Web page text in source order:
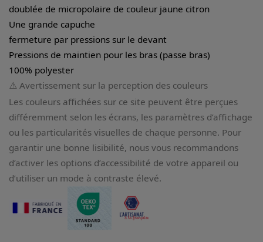
doublée de micropolaire de couleur jaune citron
Une grande capuche
fermeture par pressions sur le devant
Pressions de maintien pour les bras (passe bras)
100% polyester
⚠️ Avertissement sur la perception des couleurs
Les couleurs affichées sur ce site peuvent être perçues
différemment selon les écrans, les paramètres d’affichage
ou les particularités visuelles de chaque personne. Pour
garantir une bonne lisibilité, nous vous recommandons
d’activer les options d’accessibilité de votre appareil ou
d’utiliser un mode à contraste élevé.